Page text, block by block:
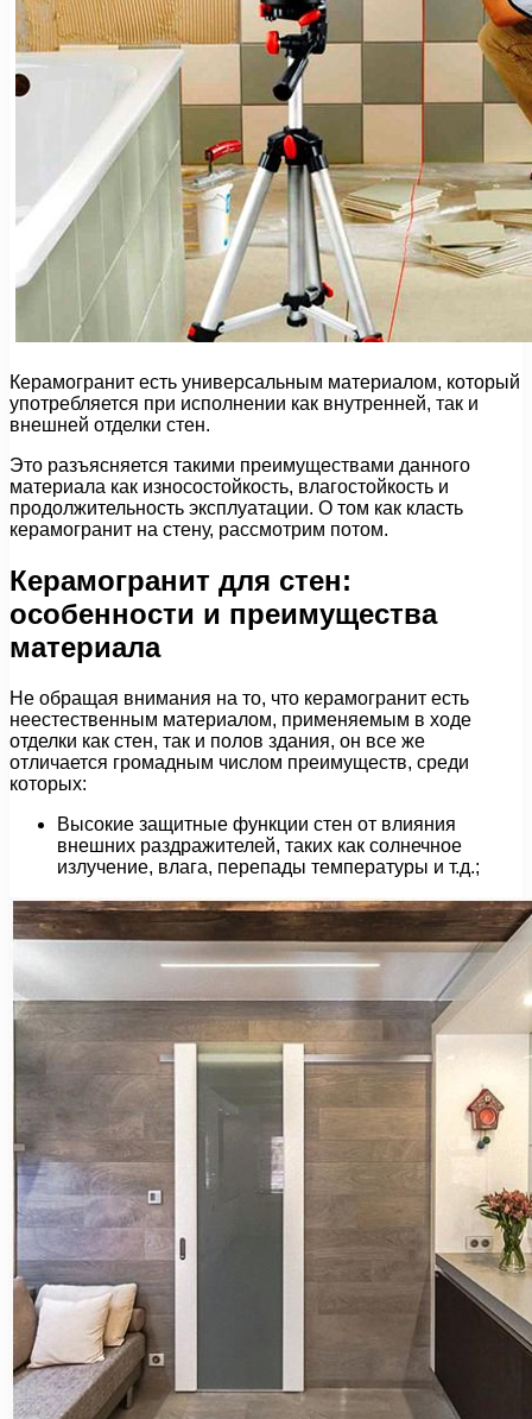
Керамогранит есть универсальным материалом, который
употребляется при исполнении как внутренней, так и
внешней отделки стен.
Это разъясняется такими преимуществами данного
материала как износостойкость, влагостойкость и
продолжительность эксплуатации. О том как класть
керамогранит на стену, рассмотрим потом.
Керамогранит для стен:
особенности и преимущества
материала
Не обращая внимания на то, что керамогранит есть
неестественным материалом, применяемым в ходе
отделки как стен, так и полов здания, он все же
отличается громадным числом преимуществ, среди
которых:
Высокие защитные функции стен от влияния
внешних раздражителей, таких как солнечное
излучение, влага, перепады температуры и т.д.;